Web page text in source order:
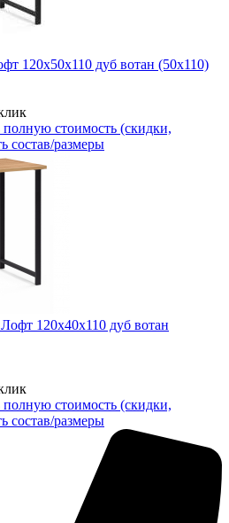
120х50х110 дуб вотан (50x110)
полную стоимость (скидки,
состав/размеры
120х40х110 дуб вотан
полную стоимость (скидки,
состав/размеры